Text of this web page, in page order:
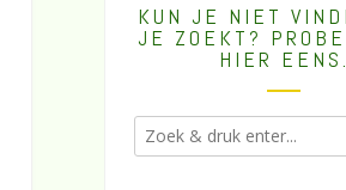
KUN JE NIET
JE ZOEKT?
HIER EENS.